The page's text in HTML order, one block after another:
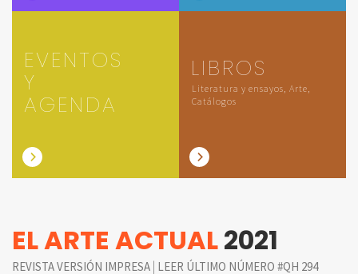
EVENTOS
Y
AGENDA
LIBROS
Literatura y ensayos, Arte,
Catálogos
EL ARTE ACTUAL2021
REVISTA VERSIÓN IMPRESA | LEER ÚLTIMO NÚMERO #QH 294